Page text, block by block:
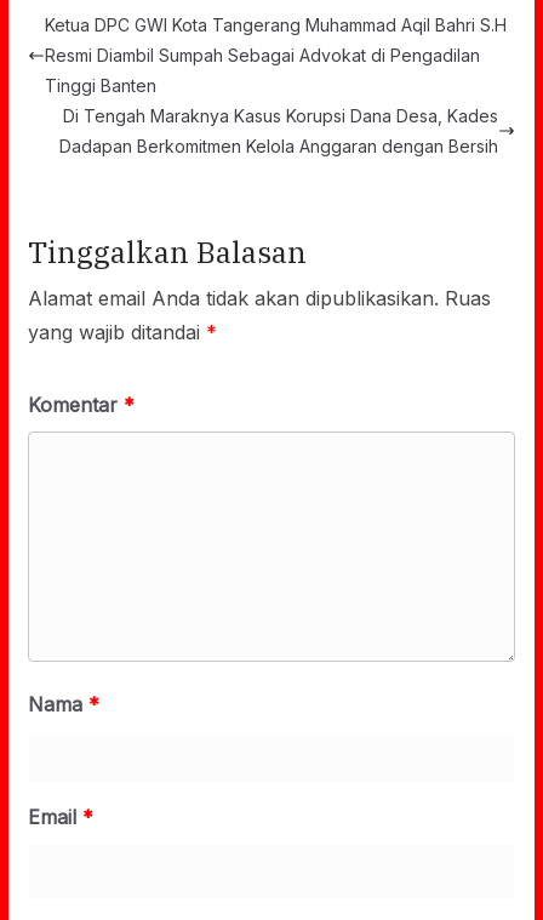
Ketua DPC GWI Kota Tangerang Muhammad Aqil Bahri S.H
Resmi Diambil Sumpah Sebagai Advokat di Pengadilan
Tinggi Banten
Di Tengah Maraknya Kasus Korupsi Dana Desa, Kades
Dadapan Berkomitmen Kelola Anggaran dengan Bersih
Tinggalkan Balasan
Alamat email Anda tidak akan dipublikasikan. Ruas
yang wajib ditandai *
Komentar *
Nama *
Email *